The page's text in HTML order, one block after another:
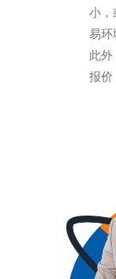
小，
易环
此
报价